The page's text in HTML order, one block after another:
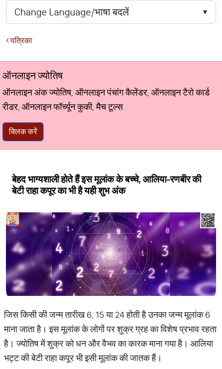
पत्रिका
ऑनलाइन ज्योतिष
ऑनलाइन अंक ज्योतिष, ऑनलाइन पंचांग कैलेंडर, ऑनलाइन टैरो कार्ड
रीडर, ऑनलाइन फॉर्च्यून कुकी, मैच टूल्स
क्लिक करें
बेहद भाग्यशाली होते हैं इस मूलांक के बच्चे, आलिया-रणबीर की
बेटी राहा कपूर का भी है यही शुभ अंक
जिस किसी की जन्म तारीख 6, 15 या 24 होती है उनका जन्म मूलांक 6
माना जाता है। इस मूलांक के लोगों पर शुक्र ग्रह का विशेष प्रभाव रहता
है। ज्योतिष में शुक्र को धन और वैभव का कारक माना गया है। आलिया
भट्ट की बेटी राहा कपूर भी इसी मूलांक की जातक हैं।